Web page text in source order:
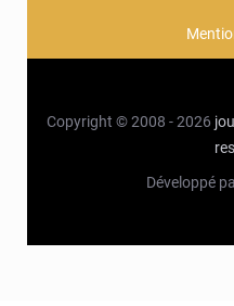
Copyright © 2008 - 2026
Développé